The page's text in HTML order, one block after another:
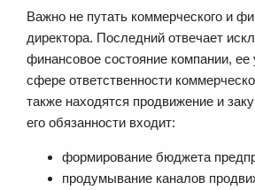
Важно не путать коммерческого и
директора. Последний отвечает
финансовое состояние компании, ее
сфере ответственности
также находятся продвижение и
его обязанности входит:
формирование бюджета
продумывание каналов